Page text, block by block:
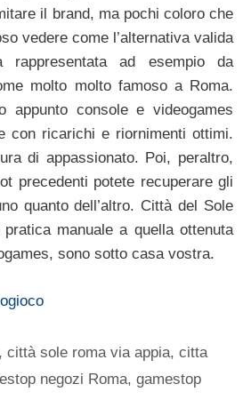
il brand, ma pochi coloro che
vedere come l’alternativa valida
rappresentata ad esempio da
molto molto famoso a Roma.
appunto console e videogames
con ricarichi e riornimenti ottimi.
di appassionato. Poi, peraltro,
precedenti potete recuperare gli
quanto dell’altro. Città del Sole
manuale a quella ottenuta
sono sotto casa vostra.
città sole roma via appia,citta
negozi Roma, gamestop